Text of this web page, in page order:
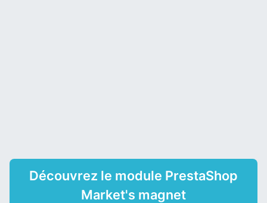
Découvrez le module PrestaShop
Market's magnet